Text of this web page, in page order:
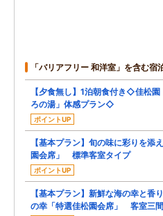
「バリアフリー 和洋室」を含む宿
【夕食無し】1泊朝食付き◇佳松園
ろの湯」体感プラン◇
ポイントUP
【基本プラン】旬の味に彩りを添
園会席」 標準客室タイプ
ポイントUP
【基本プラン】新鮮な海の幸と香
の幸「特選佳松園会席」 客室三